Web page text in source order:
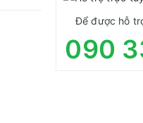
Để được hỗ
090